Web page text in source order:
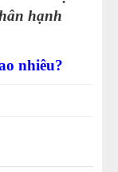
hạnh
nhiêu?